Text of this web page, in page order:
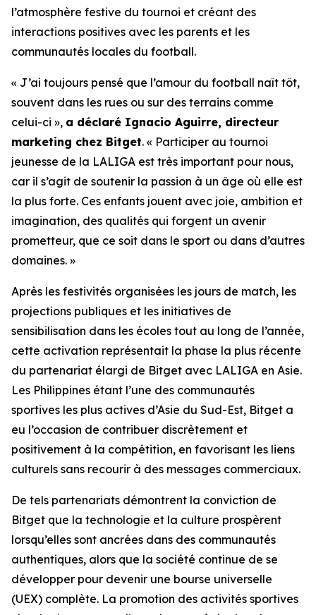
l’atmosphère festive du tournoi et créant des
interactions positives avec les parents et les
communautés locales du football.
« J’ai toujours pensé que l’amour du football naît tôt,
souvent dans les rues ou sur des terrains comme
celui-ci », a déclaré Ignacio Aguirre, directeur
marketing chez Bitget. « Participer au tournoi
jeunesse de la LALIGA est très important pour nous,
car il s’agit de soutenir la passion à un âge où elle est
la plus forte. Ces enfants jouent avec joie, ambition et
imagination, des qualités qui forgent un avenir
prometteur, que ce soit dans le sport ou dans d’autres
domaines. »
Après les festivités organisées les jours de match, les
projections publiques et les initiatives de
sensibilisation dans les écoles tout au long de l’année,
cette activation représentait la phase la plus récente
du partenariat élargi de Bitget avec LALIGA en Asie.
Les Philippines étant l’une des communautés
sportives les plus actives d’Asie du Sud-Est, Bitget a
eu l’occasion de contribuer discrètement et
positivement à la compétition, en favorisant les liens
culturels sans recourir à des messages commerciaux.
De tels partenariats démontrent la conviction de
Bitget que la technologie et la culture prospèrent
lorsqu’elles sont ancrées dans des communautés
authentiques, alors que la société continue de se
développer pour devenir une bourse universelle
(UEX) complète. La promotion des activités sportives